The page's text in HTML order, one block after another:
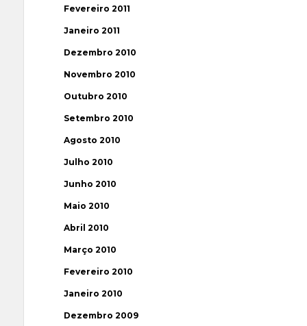
Fevereiro 2011
Janeiro 2011
Dezembro 2010
Novembro 2010
Outubro 2010
Setembro 2010
Agosto 2010
Julho 2010
Junho 2010
Maio 2010
Abril 2010
Março 2010
Fevereiro 2010
Janeiro 2010
Dezembro 2009